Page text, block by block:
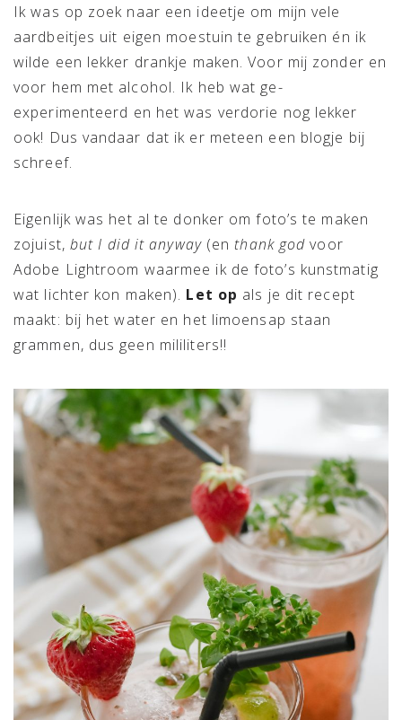
Ik was op zoek naar een ideetje om mijn vele
aardbeitjes uit eigen moestuin te gebruiken én ik
wilde een lekker drankje maken. Voor mij zonder en
voor hem met alcohol. Ik heb wat ge-
experimenteerd en het was verdorie nog lekker
ook! Dus vandaar dat ik er meteen een blogje bij
schreef.
Eigenlijk was het al te donker om foto’s te maken
zojuist, but I did it anyway (en thank god voor
Adobe Lightroom waarmee ik de foto’s kunstmatig
wat lichter kon maken). Let op als je dit recept
maakt: bij het water en het limoensap staan
grammen, dus geen mililiters!!